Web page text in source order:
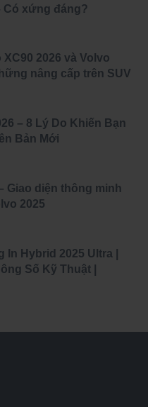
Có xứng đáng?
2026 và Volvo
nâng cấp trên SUV
– 8 Lý Do Khiến Bạn
Bản Mới
Giao diện thông minh
2025
In Hybrid 2025 Ultra |
Số Kỹ Thuật |